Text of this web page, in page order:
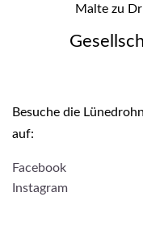
Malte zu
Besuche die
auf:
Facebook
Instagram